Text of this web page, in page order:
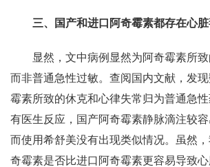
三、国产和进口阿奇霉素都存在心脏
显然，文中病例显然为阿奇霉素所致
而非普通急性过敏。查阅国内文献，发
霉素所致的休克和心律失常归为普通急性
有医生反应，国产阿奇霉素静脉滴注较容
而使用希舒美没有出现类似情况。虽然
奇霉素是否比进口阿奇霉素更容易导致